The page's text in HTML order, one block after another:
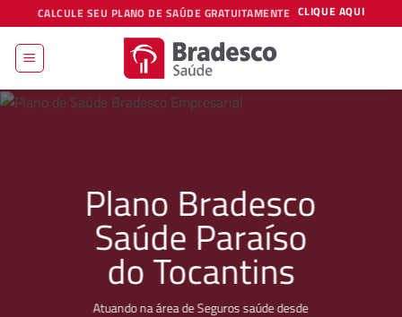
to
content
CALCULE SEU PLANO DE SAÚDE GRATUITAMENTE CLIQUE AQUI
Plano Bradesco
Saúde Paraíso
do Tocantins
Atuando na área de Seguros saúde desde